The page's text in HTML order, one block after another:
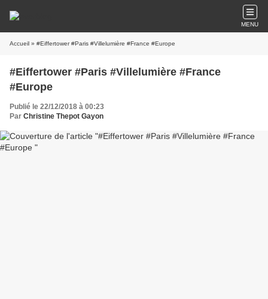
MENU
Accueil » #Eiffertower #Paris #Villelumière #France #Europe
#Eiffertower #Paris #Villelumière #France
#Europe
Publié le 22/12/2018 à 00:23
Par Christine Thepot Gayon